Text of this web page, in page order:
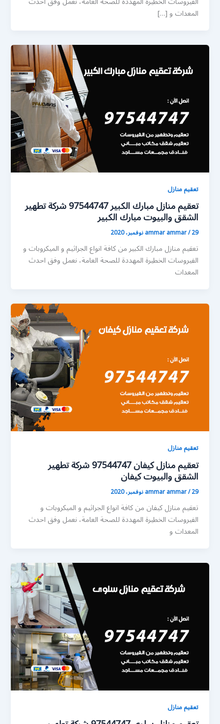
المعدات و […]
تعقيم منازل
تعقيم منازل مبارك الكبير 97544747 شركة تطهير
الشقق والبيوت مبارك الكبير
ammar ammar/29 نوفمبر، 2020
تعقيم منازل مبارك الكبير من كافة انواع الجراثيم و الميكروبات و
الفيروسات الخطيرة المهددة للصحة العامة، نعمل وفق احدث
المعدات
تعقيم منازل
تعقيم منازل كيفان 97544747 شركة تطهير
الشقق والبيوت كيفان
ammar ammar/29 نوفمبر، 2020
تعقيم منازل كيفان من كافة انواع الجراثيم و الميكروبات و
الفيروسات الخطيرة المهددة للصحة العامة، نعمل وفق احدث
المعدات و
تعقيم منازل